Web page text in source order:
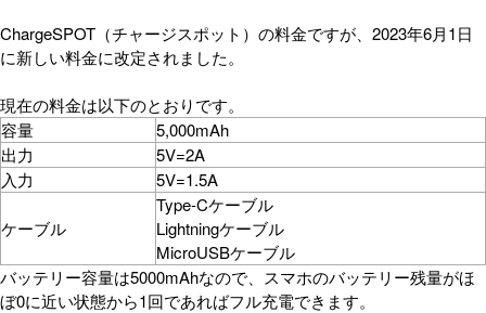
ChargeSPOT（チャージスポット）の料金ですが、2023年6月1日
に新しい料金に改定されました。
現在の料金は以下のとおりです。
容量
5,000mAh
出力
5V=2A
入力
5V=1.5A
ケーブル
Type-Cケーブル
Lightningケーブル
MicroUSBケーブル
バッテリー容量は5000mAhなので、スマホのバッテリー残量がほ
ぼ0に近い状態から1回であればフル充電できます。